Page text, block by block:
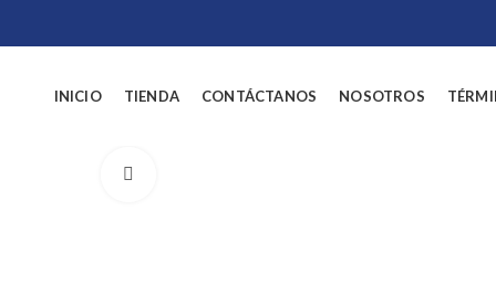
INICIO TIENDA CONTÁCTANOS NOSOTROS